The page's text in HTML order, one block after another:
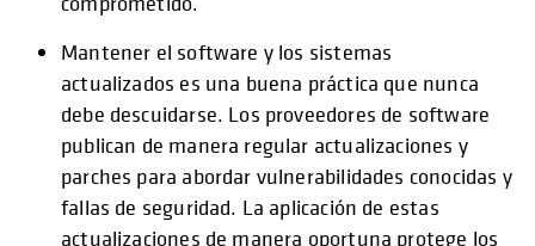
Mantener el software y los sistemas
actualizados es una buena práctica que nunca
debe descuidarse. Los proveedores de software
publican de manera regular actualizaciones y
parches para abordar vulnerabilidades conocidas y
fallas de seguridad. La aplicación de estas
actualizaciones de manera oportuna protege los